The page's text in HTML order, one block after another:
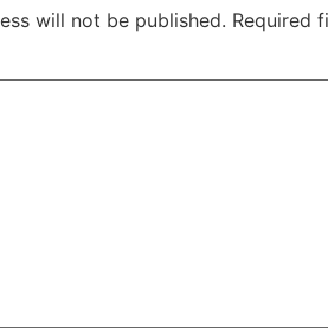
will not be published. Required